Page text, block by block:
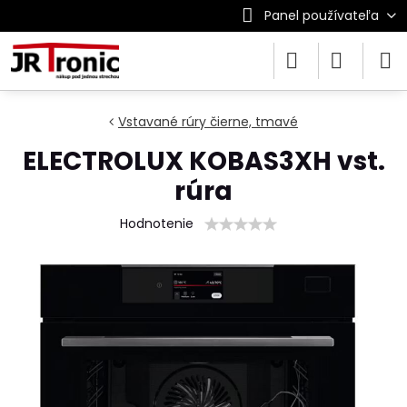
Panel používateľa
Vstavané rúry čierne, tmavé
ELECTROLUX KOBAS3XH vst.
rúra
Hodnotenie